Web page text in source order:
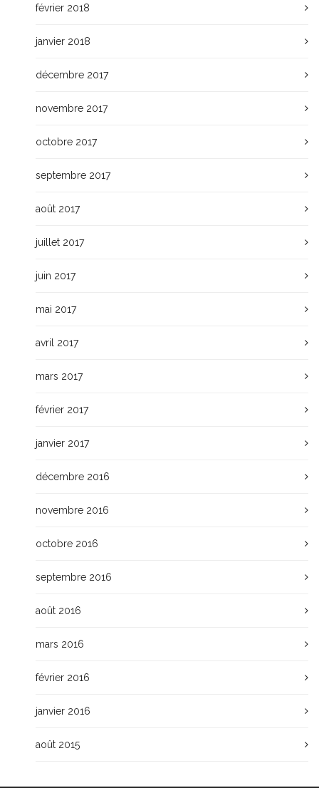
février 2018
janvier 2018
décembre 2017
novembre 2017
octobre 2017
septembre 2017
août 2017
juillet 2017
juin 2017
mai 2017
avril 2017
mars 2017
février 2017
janvier 2017
décembre 2016
novembre 2016
octobre 2016
septembre 2016
août 2016
mars 2016
février 2016
janvier 2016
août 2015